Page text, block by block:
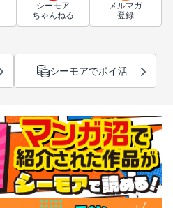
シーモア
ちゃんねる
メルマガ
登録
シーモアでポイ活